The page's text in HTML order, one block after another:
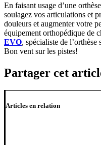
En faisant usage d’une
soulagez vos articulations et
douleurs et augmenter votre
équipement orthopédique de
EVO, spécialiste de
Bon vent sur les pistes!
Partager cet
Articles en relation